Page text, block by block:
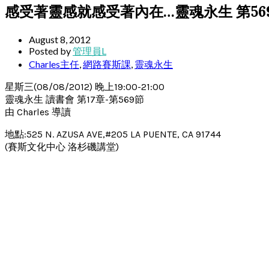
感受著靈感就感受著內在…靈魂永生 第
August 8, 2012
Posted by管理員L
Charles主任,網路賽斯課, 靈魂永生
星斯三(08/08/2012) 晚上19:00-21:00
靈魂永生 讀書會 第17章-第569節
由 Charles 導讀
地點:525 N. AZUSA AVE,#205 LA PUENTE, CA 91744
(賽斯文化中心 洛杉磯講堂)